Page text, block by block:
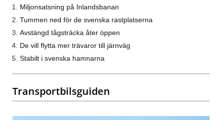
Miljonsatsning på Inlandsbanan
Tummen ned för de svenska rastplatserna
Avstängd tågsträcka åter öppen
De vill flytta mer trävaror till järnväg
Stabilt i svenska hamnarna
Transportbilsguiden